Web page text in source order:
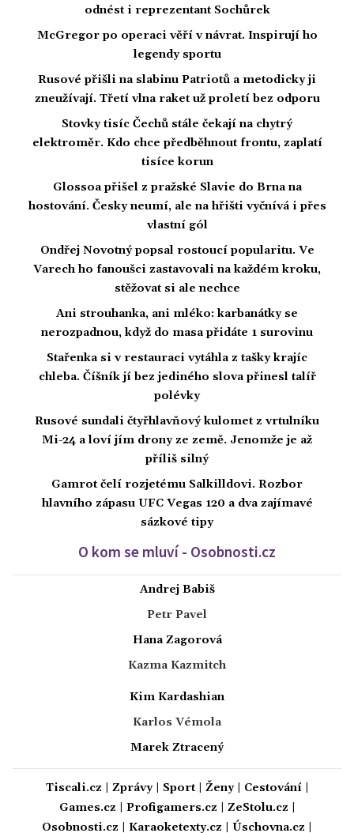
odnést i reprezentant Sochůrek
McGregor po operaci věří v návrat. Inspirují ho
legendy sportu
Rusové přišli na slabinu Patriotů a metodicky ji
zneužívají. Třetí vlna raket už proletí bez odporu
Stovky tisíc Čechů stále čekají na chytrý
elektroměr. Kdo chce předběhnout frontu, zaplatí
tisíce korun
Glossoa přišel z pražské Slavie do Brna na
hostování. Česky neumí, ale na hřišti vyčnívá i přes
vlastní gól
Ondřej Novotný popsal rostoucí popularitu. Ve
Varech ho fanoušci zastavovali na každém kroku,
stěžovat si ale nechce
Ani strouhanka, ani mléko: karbanátky se
nerozpadnou, když do masa přidáte 1 surovinu
Stařenka si v restauraci vytáhla z tašky krajíc
chleba. Číšník jí bez jediného slova přinesl talíř
polévky
Rusové sundali čtyřhlavňový kulomet z vrtulníku
Mi-24 a loví jím drony ze země. Jenomže je až
příliš silný
Gamrot čelí rozjetému Salkilldovi. Rozbor
hlavního zápasu UFC Vegas 120 a dva zajímavé
sázkové tipy
O kom se mluví - Osobnosti.cz
Andrej Babiš
Petr Pavel
Hana Zagorová
Kazma Kazmitch
Kim Kardashian
Karlos Vémola
Marek Ztracený
Tiscali.cz Zprávy| Sport| Ženy| Cestování|
Games.cz
Profigamers.cz ZeStolu.cz
Osobnosti.cz
Karaoketexty.cz Úschovna.cz